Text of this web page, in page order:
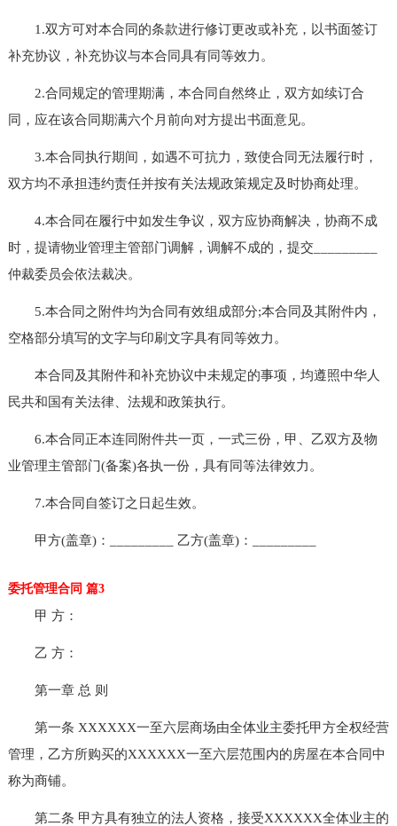
1.双方可对本合同的条款进行修订更改或补充，以书面签订
补充协议，补充协议与本合同具有同等效力。
2.合同规定的管理期满，本合同自然终止，双方如续订合
同，应在该合同期满六个月前向对方提出书面意见。
3.本合同执行期间，如遇不可抗力，致使合同无法履行时，
双方均不承担违约责任并按有关法规政策规定及时协商处理。
4.本合同在履行中如发生争议，双方应协商解决，协商不成
时，提请物业管理主管部门调解，调解不成的，提交_________
仲裁委员会依法裁决。
5.本合同之附件均为合同有效组成部分;本合同及其附件内，
空格部分填写的文字与印刷文字具有同等效力。
本合同及其附件和补充协议中未规定的事项，均遵照中华人
民共和国有关法律、法规和政策执行。
6.本合同正本连同附件共一页，一式三份，甲、乙双方及物
业管理主管部门(备案)各执一份，具有同等法律效力。
7.本合同自签订之日起生效。
甲方(盖章)：_________ 乙方(盖章)：_________
委托管理合同 篇3
甲 方：
乙 方：
第一章 总 则
第一条 XXXXXX一至六层商场由全体业主委托甲方全权经营
管理，乙方所购买的XXXXXX一至六层范围内的房屋在本合同中
称为商铺。
第二条 甲方具有独立的法人资格，接受XXXXXX全体业主的